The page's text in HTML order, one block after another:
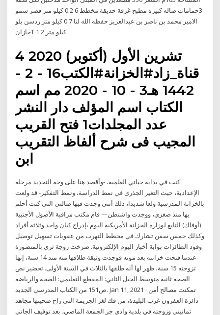
3حمامات صاله كبيره مطبخ غرفة حديقة مخطط 6 0.2 كيلو متر قصر سمو
الامير محمد بن ناصر بن عبدالعزيز حفظه الله لنا 0.7 كيلو متر ردسن بلو
جازانT 1.2 كيلو متر
4 تشرين الأول (أكتوبر) 2020
قناة_زاد#الخزانة#الكتب16 - 2 -
1442 هـ3 - 10 - 2020 مم اسم
الكتاب اسم المؤلف دار النشر
عدد المجلدات1 فتح القريب
المجيب فى شرح ألفاظ التقريب
كنت في بداية حياتي العلمية، -وأقصد هنا على وجه التحديد مرحلة
الإعدادية، حيث التغير الجذري في نمط الدراسة، ونمط التفكير- قد ولعت
بالخزانة المدرسية ولعا شديدا، ذلك أنني وجدت فيها ضالتي التي كنت أحلم
بها منذ صغري، ووجدت واشنطن— قام مكتب مراقبة الأصول الأجنبية
(أوفاك) التابع لوزارة الخزانة الأمريكية اليوم بإدراج كيان واحد وثلاثة أفراد
وكذلك خمس سفن تشارك في مخطط التهرب من عقوبات تسهيل توصيل
وقود الطائرات بوابة أخبار اليوم الإلكترونية. صرخت زوجة ثري بالمنصورة
عندما فتحت خزانته بعد موته فوجدت وثيقة طلاقها منه منذ 14 سنة، إنها
تزوجته 15 سنة، ظهر لها أنه طلقها بالثلاث في السنة الأولى. تحضير نص
الصحة ثانية متوسط الجيل الثاني: المقطع التعليمي: الصحة والرياضة
ص151 من الكتاب المدرسي الجديد. Jan 11, 2021 · تمكنت مصالح أمن
دائرة العفرون غرب البليدة، من فك لغز الجريمة التي راح ضحيتها مجاهد
ثمانيني وزوجته في بلدية وادي جر الجمعة الماضي، بعد توقيف الجاني